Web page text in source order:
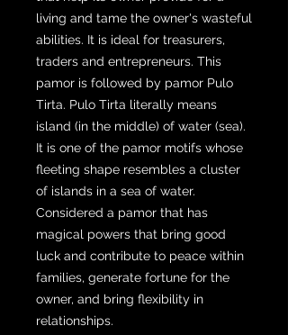
living and tame the owner's wasteful
abilities. It is ideal for treasurers,
traders and entrepreneurs. This
pamor is followed by pamor Pulo
Tirta. Pulo Tirta literally means
island (in the middle) of water (sea).
It is one of the pamor motifs whose
fleeting shape resembles a cluster
of islands in a sea of ​​water.
Considered a pamor that has
magical powers that bring good
luck and contribute to peace within
families, generate fortune for the
owner, and bring flexibility in
relationships.